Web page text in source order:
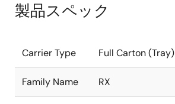
製品スペック
Carrier Type Full Carton (Tray)
Family Name RX